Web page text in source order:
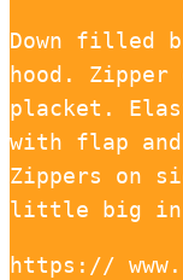
Down filled
hood. Zipper
placket.
with flap
Zippers on
little big in
https://